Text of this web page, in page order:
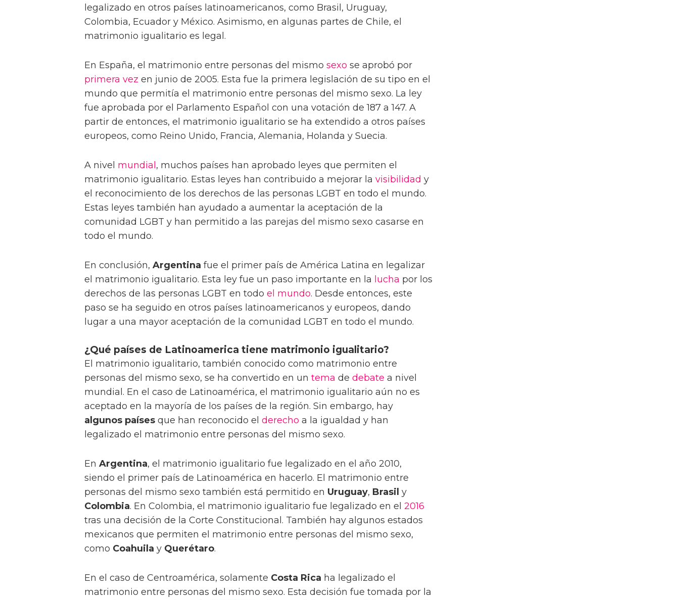
legalizado en otros países latinoamericanos, como Brasil, Uruguay,
Colombia, Ecuador y México. Asimismo, en algunas partes de Chile, el
matrimonio igualitario es legal.
En España, el matrimonio entre personas del mismo sexo se aprobó por
primera vez en junio de 2005. Esta fue la primera legislación de su tipo en el
mundo que permitía el matrimonio entre personas del mismo sexo. La ley
fue aprobada por el Parlamento Español con una votación de 187 a 147. A
partir de entonces, el matrimonio igualitario se ha extendido a otros países
europeos, como Reino Unido, Francia, Alemania, Holanda y Suecia.
A nivel mundial , muchos países han aprobado leyes que permiten el
matrimonio igualitario. Estas leyes han contribuido a mejorar la visibilidad y
el reconocimiento de los derechos de las personas LGBT en todo el mundo.
Estas leyes también han ayudado a aumentar la aceptación de la
comunidad LGBT y han permitido a las parejas del mismo sexo casarse en
todo el mundo.
En conclusión, Argentina fue el primer país de América Latina en legalizar
el matrimonio igualitario. Esta ley fue un paso importante en la lucha por los
derechos de las personas LGBT en todo el mundo. Desde entonces, este
paso se ha seguido en otros países latinoamericanos y europeos, dando
lugar a una mayor aceptación de la comunidad LGBT en todo el mundo.
¿Qué países de Latinoamerica tiene matrimonio igualitario?
El matrimonio igualitario, también conocido como matrimonio entre
personas del mismo sexo, se ha convertido en un tema de debate a nivel
mundial. En el caso de Latinoamérica, el matrimonio igualitario aún no es
aceptado en la mayoría de los países de la región. Sin embargo, hay
algunos países que han reconocido el derecho a la igualdad y han
legalizado el matrimonio entre personas del mismo sexo.
En Argentina, el matrimonio igualitario fue legalizado en el año 2010,
siendo el primer país de Latinoamérica en hacerlo. El matrimonio entre
personas del mismo sexo también está permitido en Uruguay, Brasil y
Colombia. En Colombia, el matrimonio igualitario fue legalizado en el 2016
tras una decisión de la Corte Constitucional. También hay algunos estados
mexicanos que permiten el matrimonio entre personas del mismo sexo,
como Coahuila y Querétaro.
En el caso de Centroamérica, solamente Costa Rica ha legalizado el
matrimonio entre personas del mismo sexo. Esta decisión fue tomada por la